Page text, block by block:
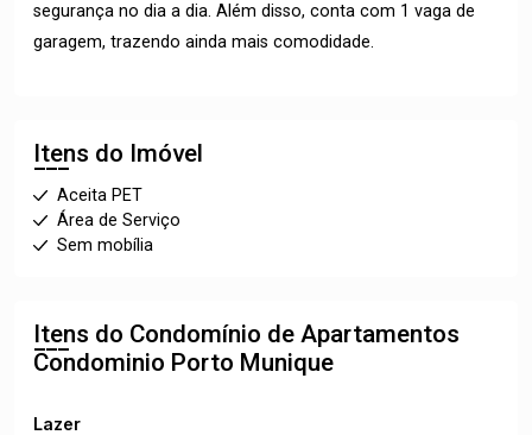
segurança no dia a dia. Além disso, conta com 1 vaga de
garagem, trazendo ainda mais comodidade.
Itens do Imóvel
Aceita PET
Área de Serviço
Sem mobília
Itens do Condomínio de Apartamentos
Condominio Porto Munique
Lazer